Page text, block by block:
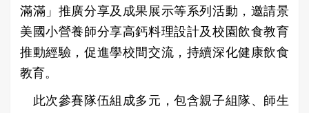
滿滿」推廣分享及成果展示等系列活動，邀請景
美國小營養師分享高鈣料理設計及校園飲食教育
推動經驗，促進學校間交流，持續深化健康飲食
教育。
此次參賽隊伍組成多元，包含親子組隊、師生